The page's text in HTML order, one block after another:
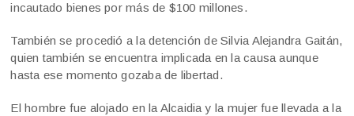
incautado bienes por más de $100 millones.
También se procedió a la detención de Silvia Alejandra Gaitán,
quien también se encuentra implicada en la causa aunque
hasta ese momento gozaba de libertad.
El hombre fue alojado en la Alcaidia y la mujer fue llevada a la